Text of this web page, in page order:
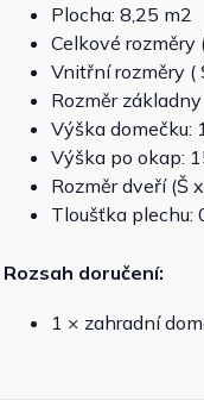
Plocha: 8,25 m2
Celkové rozměry
Vnitřní rozměry (
Rozměr
Výška domečku:
Výška po okap:
Rozměr dveří (Š
Tloušťka plechu:
Rozsah doručení:
1 × zahradní